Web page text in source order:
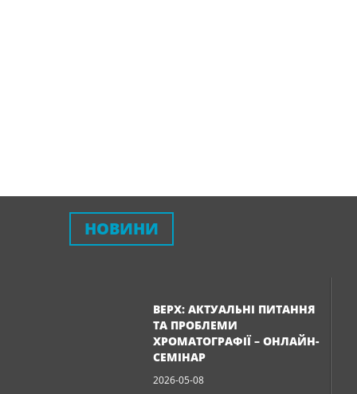
НОВИНИ
ВЕРХ: АКТУАЛЬНІ ПИТАННЯ
ТА ПРОБЛЕМИ
ХРОМАТОГРАФІЇ – ОНЛАЙН-
СЕМІНАР
2026-05-08